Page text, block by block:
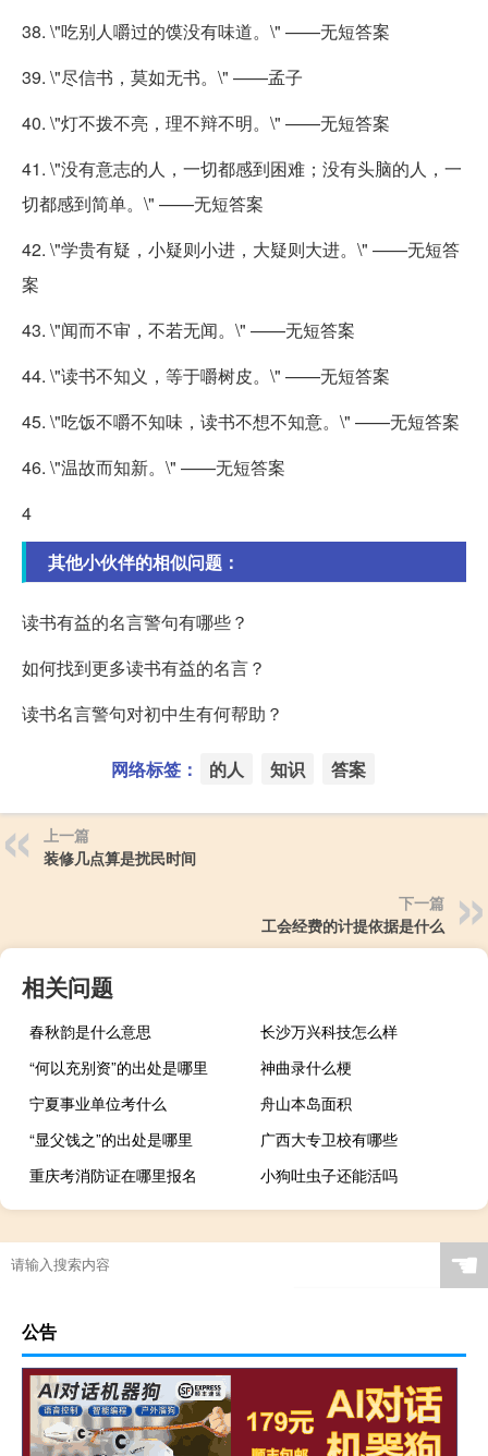
38. \"吃别人嚼过的馍没有味道。\" ——无短答案
39. \"尽信书，莫如无书。\" ——孟子
40. \"灯不拨不亮，理不辩不明。\" ——无短答案
41. \"没有意志的人，一切都感到困难；没有头脑的人，一
切都感到简单。\" ——无短答案
42. \"学贵有疑，小疑则小进，大疑则大进。\" ——无短答
案
43. \"闻而不审，不若无闻。\" ——无短答案
44. \"读书不知义，等于嚼树皮。\" ——无短答案
45. \"吃饭不嚼不知味，读书不想不知意。\" ——无短答案
46. \"温故而知新。\" ——无短答案
4
其他小伙伴的相似问题：
读书有益的名言警句有哪些？
如何找到更多读书有益的名言？
读书名言警句对初中生有何帮助？
网络标签： 的人 知识 答案
上一篇
装修几点算是扰民时间
下一篇
工会经费的计提依据是什么
相关问题
春秋韵是什么意思
长沙万兴科技怎么样
“何以充别资”的出处是哪里
神曲录什么梗
宁夏事业单位考什么
舟山本岛面积
“显父饯之”的出处是哪里
广西大专卫校有哪些
重庆考消防证在哪里报名
小狗吐虫子还能活吗
☚
公告